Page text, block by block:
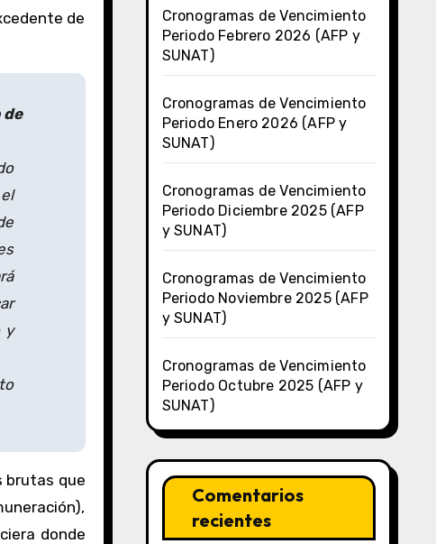
de
de
y
brutas que
donde
Cronogramas de Vencimiento
Periodo Febrero 2026 (AFP y
SUNAT)
Cronogramas de Vencimiento
Periodo Enero 2026 (AFP y
SUNAT)
Cronogramas de Vencimiento
Periodo Diciembre 2025 (AFP
y SUNAT)
Cronogramas de Vencimiento
Periodo Noviembre 2025 (AFP
y SUNAT)
Cronogramas de Vencimiento
Periodo Octubre 2025 (AFP y
SUNAT)
Comentarios
recientes